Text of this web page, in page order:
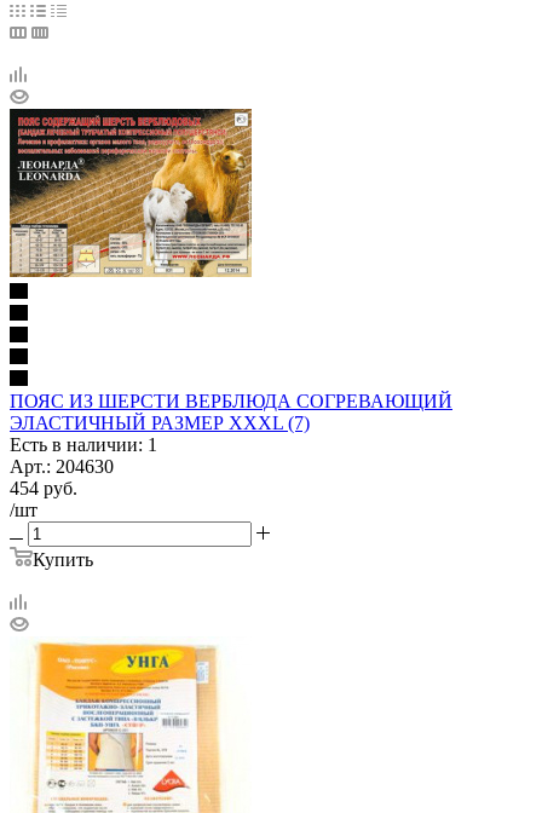
ПОЯС ИЗ ШЕРСТИ ВЕРБЛЮДА СОГРЕВАЮЩИЙ
ЭЛАСТИЧНЫЙ РАЗМЕР XXXL (7)
Есть в наличии: 1
Арт.: 204630
454 руб.
/шт
Купить